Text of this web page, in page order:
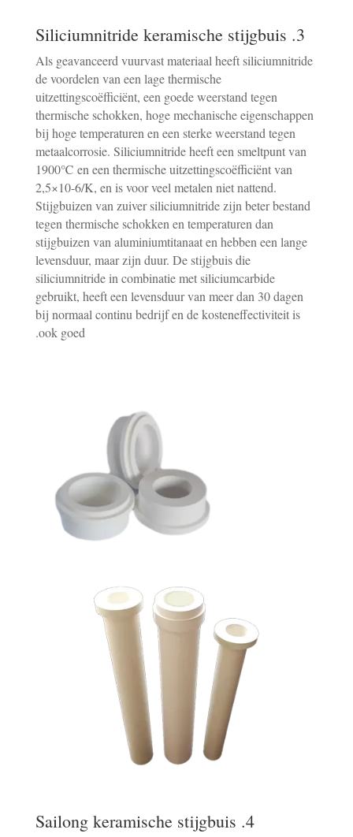
3. Siliciumnitride keramische stijgbuis
Als geavanceerd vuurvast materiaal heeft siliciumnitride
de voordelen van een lage thermische
uitzettingscoëfficiënt, een goede weerstand tegen
thermische schokken, hoge mechanische eigenschappen
bij hoge temperaturen en een sterke weerstand tegen
metaalcorrosie. Siliciumnitride heeft een smeltpunt van
1900℃ en een thermische uitzettingscoëfficiënt van
2,5×10-6/K, en is voor veel metalen niet nattend.
Stijgbuizen van zuiver siliciumnitride zijn beter bestand
tegen thermische schokken en temperaturen dan
stijgbuizen van aluminiumtitanaat en hebben een lange
levensduur, maar zijn duur. De stijgbuis die
siliciumnitride in combinatie met siliciumcarbide
gebruikt, heeft een levensduur van meer dan 30 dagen
bij normaal continu bedrijf en de kosteneffectiviteit is
ook goed.
4. Sailong keramische stijgbuis